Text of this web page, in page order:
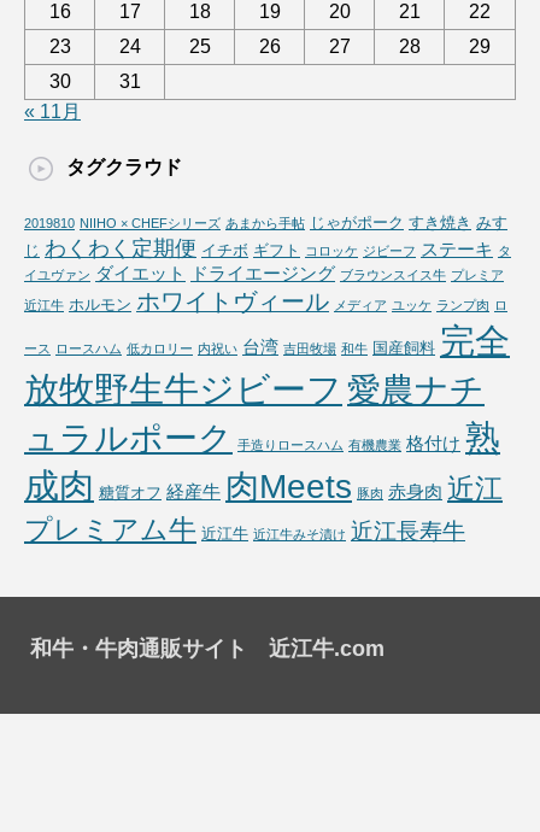
16
17 18 19 20 21
22
23
24 25 26 27 28
29
30
31
« 11月
タグクラウド
2019810 NIIHO × CHEFシリーズ あまから手帖 じゃがポーク すき焼き みす
じ わくわく定期便 イチボ ギフト コロッケ ジビーフ ステーキ タ
イユヴァン ダイエット ドライエージング ブラウンスイス牛 プレミア
近江牛 ホルモン ホワイトヴィール メディア ユッケ ランプ肉 ロ
ース ロースハム 低カロリー 内祝い 台湾 吉田牧場 和牛 国産飼料 完全
放牧野生牛ジビーフ 愛農ナチ
ュラルポーク
手造りロースハム 有機農業 格付け 熟
成肉 糖質オフ 経産牛 肉Meets 豚肉 赤身肉 近江
プレミアム牛 近江牛 近江牛みそ漬け 近江長寿牛
和牛・牛肉通販サイト 近江牛.com